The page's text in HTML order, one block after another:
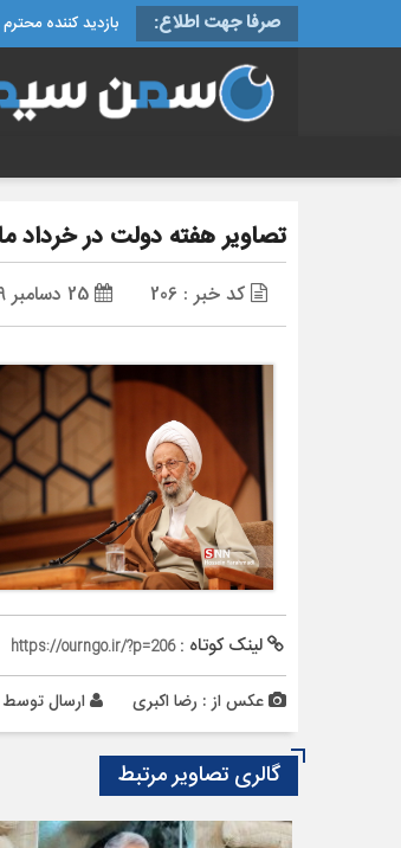
صرفا جهت اطلاع: بازدید کننده
تصاویر هفته دولت در خرداد
کد خبر : 206
لینک کوتاه :https://ourngo.ir/?p=206
عکس از : رضا اکبری ارسال
گالری تصاویر مرتبط